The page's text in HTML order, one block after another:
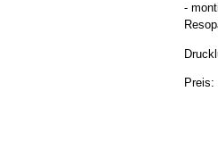
-
Preis: